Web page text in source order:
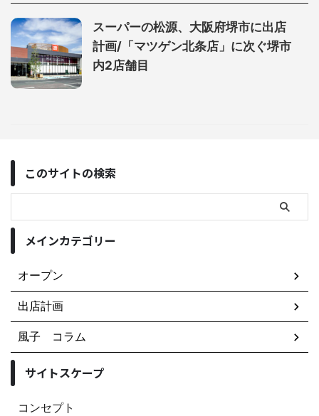
スーパーの松源、大阪府堺市に出店
計画/「マツゲン北条店」に次ぐ堺市
内2店舗目
このサイトの検索
メインカテゴリー
オープン
出店計画
風子 コラム
サイトスケープ
コンセプト